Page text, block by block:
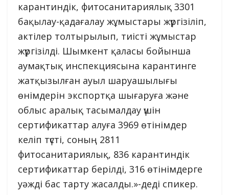
карантиндік, фитосанитариялық 3301
бақылау-қадағалау жұмыстары жүргізіліп,
актілер толтырылып, тиісті жұмыстар
жүргізілді. Шымкент қаласы бойынша
аумақтық инспекциясына карантинге
жатқызылған ауыл шаруашылығы
өнімдерін экспортқа шығаруға және
облыс аралық тасымалдау үшін
сертификаттар алуға 3969 өтінімдер
келіп түсті, соның 2811
фитосанитариялық, 836 карантиндік
сертификаттар берілді, 316 өтінімдерге
уәжді бас тарту жасалды.»-деді спикер.